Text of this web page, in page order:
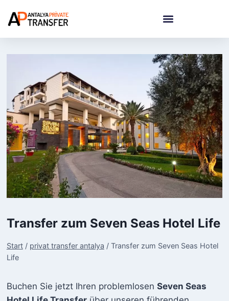
Transfer zum Seven Seas Hotel Life
Start / privat transfer antalya / Transfer zum Seven Seas Hotel
Life
Buchen Sie jetzt Ihren problemlosen Seven Seas